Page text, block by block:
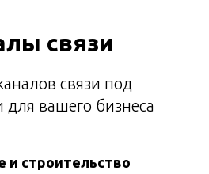
связи
связи под
для вашего бизнеса
и строительство